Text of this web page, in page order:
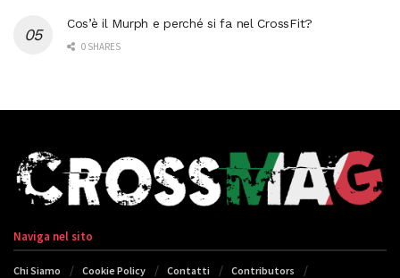
Cos’è il Murph e perché si fa nel CrossFit?
0 SHARES
Naviga nel sito
Chi Siamo Cookie Policy Contatti
Contributors